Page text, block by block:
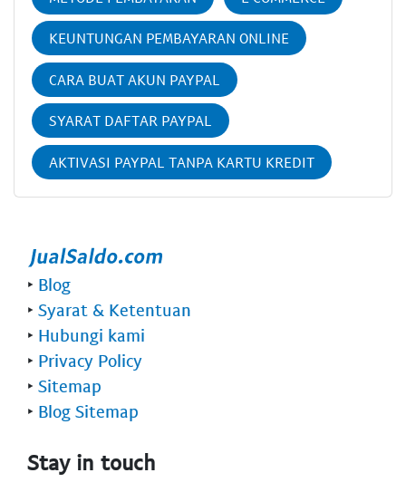
KEUNTUNGAN PEMBAYARAN ONLINE
CARA BUAT AKUN PAYPAL
SYARAT DAFTAR PAYPAL
AKTIVASI PAYPAL TANPA KARTU KREDIT
‣ Blog
‣ Syarat & Ketentuan
‣ Hubungi kami
‣ Privacy Policy
‣ Sitemap
‣ Blog Sitemap
Stay in touch